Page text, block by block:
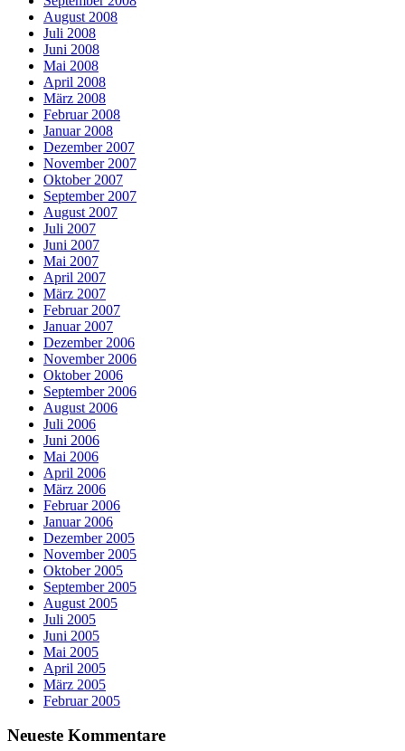
August 2008
Juli 2008
Juni 2008
Mai 2008
April 2008
März 2008
Februar 2008
Januar 2008
Dezember 2007
November 2007
Oktober 2007
September 2007
August 2007
Juli 2007
Juni 2007
Mai 2007
April 2007
März 2007
Februar 2007
Januar 2007
Dezember 2006
November 2006
Oktober 2006
September 2006
August 2006
Juli 2006
Juni 2006
Mai 2006
April 2006
März 2006
Februar 2006
Januar 2006
Dezember 2005
November 2005
Oktober 2005
September 2005
August 2005
Juli 2005
Juni 2005
Mai 2005
April 2005
März 2005
Februar 2005
Neueste Kommentare